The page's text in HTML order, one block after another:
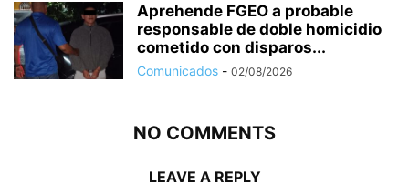
Aprehende FGEO a probable
responsable de doble homicidio
cometido con disparos...
Comunicados - 02/08/2026
NO COMMENTS
LEAVE A REPLY